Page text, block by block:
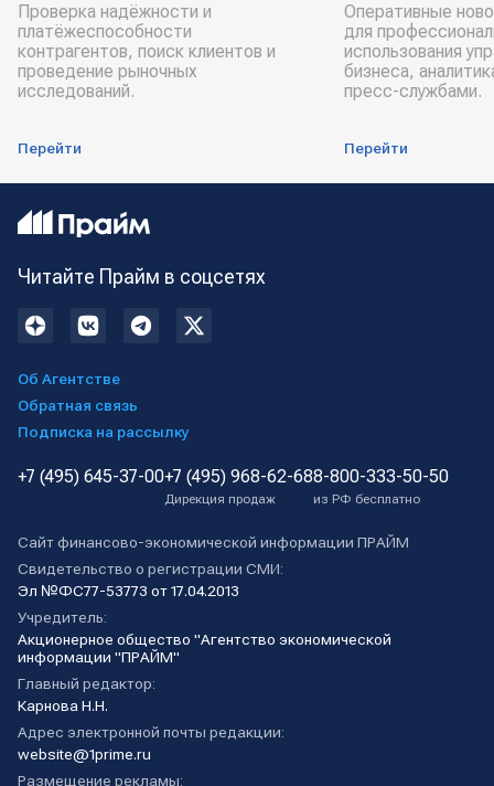
Проверка надёжности и
платёжеспособности
контрагентов, поиск клиентов и
проведение рыночных
исследований.
Перейти
Оперативные
для
использования
бизнеса,
пресс-службами.
Перейти
Читайте Прайм в соцсетях
Об Агентстве
Обратная связь
Подписка на рассылку
+7 (495) 645-37-00+7 (495) 968-62-68
Дирекция продаж
8-800-333-50-50
из РФ бесплатно
Сайт финансово-экономической информации ПРАЙМ
Свидетельство о регистрации СМИ:
Эл №ФС77-53773 от 17.04.2013
Учредитель:
Акционерное общество "Агентство экономической
информации "ПРАЙМ"
Главный редактор:
Карнова Н.Н.
Адрес электронной почты редакции:
website@1prime.ru
Размещение рекламы: